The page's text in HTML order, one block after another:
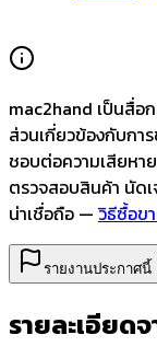
mac2hand เป็นสื่อ
ส่วนเกี่ยวข้องกับกา
ชอบต่อความเสียหา
ตรวจสอบสินค้า นัด
น่าเชื่อถือ — วิธีซื้อข
รายงานประกาศนี้
รายละเอียด